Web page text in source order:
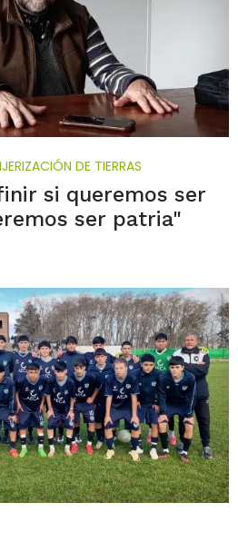
DE TIERRAS
si queremos ser
ser patria"